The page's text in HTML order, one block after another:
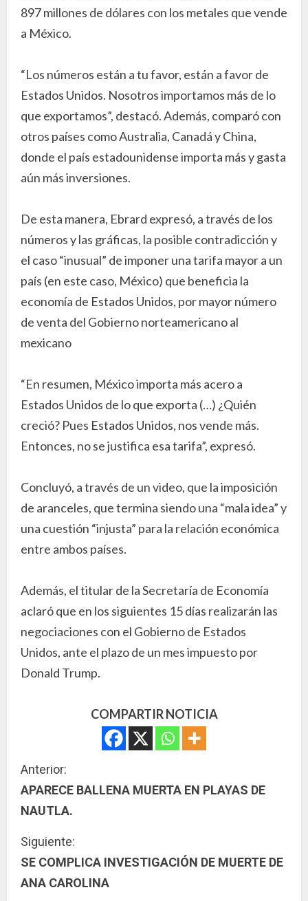
897 millones de dólares con los metales que vende
a México.
“Los números están a tu favor, están a favor de
Estados Unidos. Nosotros importamos más de lo
que exportamos”, destacó. Además, comparó con
otros países como Australia, Canadá y China,
donde el país estadounidense importa más y gasta
aún más inversiones.
De esta manera, Ebrard expresó, a través de los
números y las gráficas, la posible contradicción y
el caso “inusual” de imponer una tarifa mayor a un
país (en este caso, México) que beneficia la
economía de Estados Unidos, por mayor número
de venta del Gobierno norteamericano al
mexicano
“En resumen, México importa más acero a
Estados Unidos de lo que exporta (…) ¿Quién
creció? Pues Estados Unidos, nos vende más.
Entonces, no se justifica esa tarifa”, expresó.
Concluyó, a través de un video, que la imposición
de aranceles, que termina siendo una “mala idea” y
una cuestión “injusta” para la relación económica
entre ambos países.
Además, el titular de la Secretaría de Economía
aclaró que en los siguientes 15 días realizarán las
negociaciones con el Gobierno de Estados
Unidos, ante el plazo de un mes impuesto por
Donald Trump.
COMPARTIR NOTICIA
S
i
u
e
Anterior:
APARECE BALLENA MUERTA EN PLAYAS DE
NAUTLA.
Siguiente:
SE COMPLICA INVESTIGACIÓN DE MUERTE DE
ANA CAROLINA